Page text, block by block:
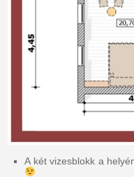
A két vizesblokk a